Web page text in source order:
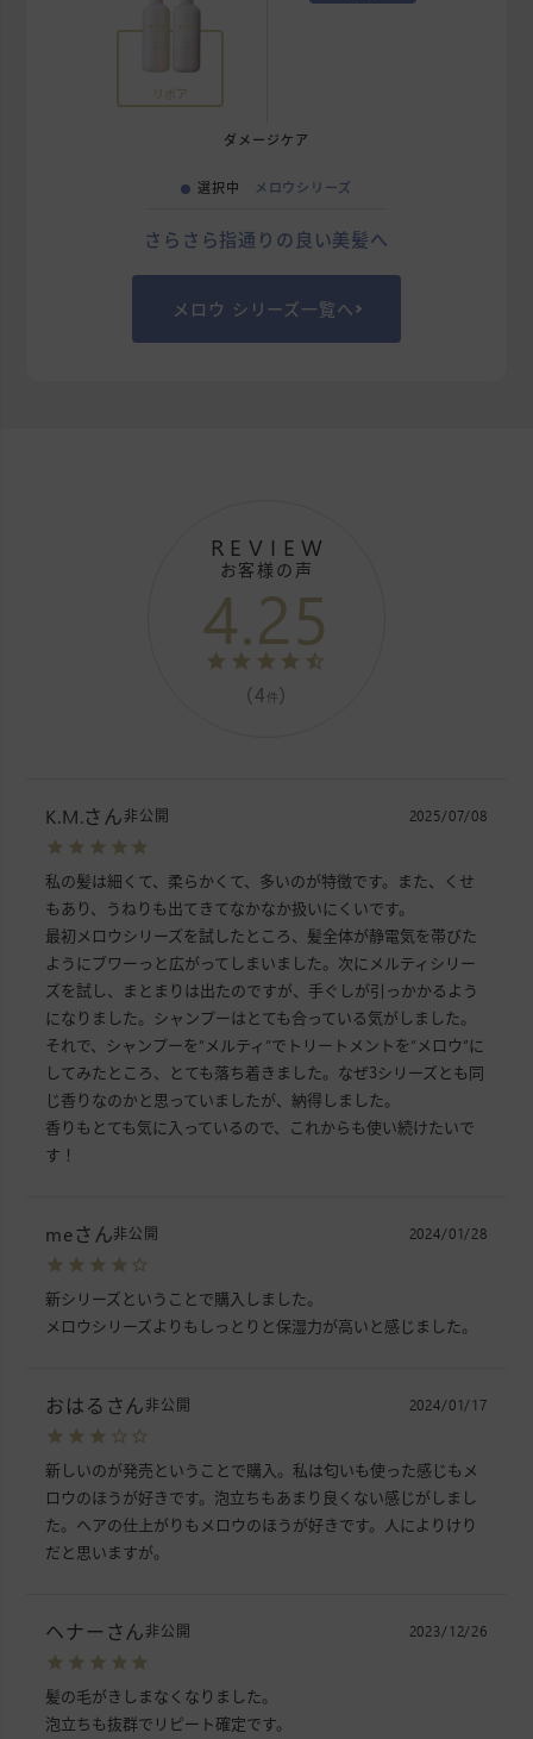
ダメージケア
リポア
選択中 メロウシリーズ
さらさら指通りの良い美髪へ
メロウ シリーズ一覧へ
REVIEW
お客様の声
4.25
（4 件）
K.M. 非公開 2025/07/08
私の髪は細くて、柔らかくて、多いのが特徴です。また、くせ
もあり、うねりも出てきてなかなか扱いにくいです。
最初メロウシリーズを試したところ、髪全体が静電気を帯びた
ようにブワーっと広がってしまいました。次にメルティシリー
ズを試し、まとまりは出たのですが、手ぐしが引っかかるよう
になりました。シャンプーはとても合っている気がしました。
それで、シャンプーを“メルティ”でトリートメントを“メロウ”に
してみたところ、とても落ち着きました。なぜ3シリーズとも同
じ香りなのかと思っていましたが、納得しました。
香りもとても気に入っているので、これからも使い続けたいで
す！
me 非公開 2024/01/28
新シリーズということで購入しました。
メロウシリーズよりもしっとりと保湿力が高いと感じました。
おはる 非公開 2024/01/17
新しいのが発売ということで購入。私は匂いも使った感じもメ
ロウのほうが好きです。泡立ちもあまり良くない感じがしまし
た。ヘアの仕上がりもメロウのほうが好きです。人によりけり
だと思いますが。
ヘナー 非公開 2023/12/26
髪の毛がきしまなくなりました。
泡立ちも抜群でリピート確定です。